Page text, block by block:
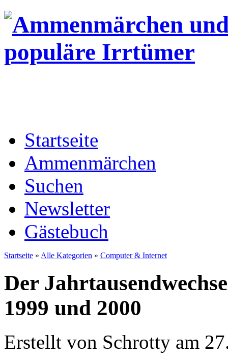
Startseite
Ammenmärchen
Suchen
Newsletter
Gästebuch
Startseite » Alle Kategorien » Computer & Internet
Der
1999 und 2000
Erstellt von Schrotty am